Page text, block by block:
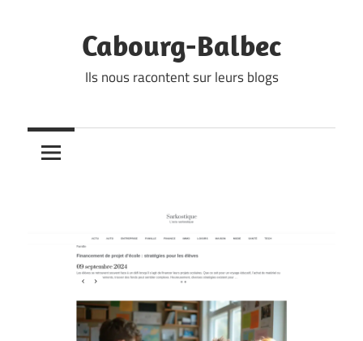
Cabourg-Balbec
Ils nous racontent sur leurs blogs